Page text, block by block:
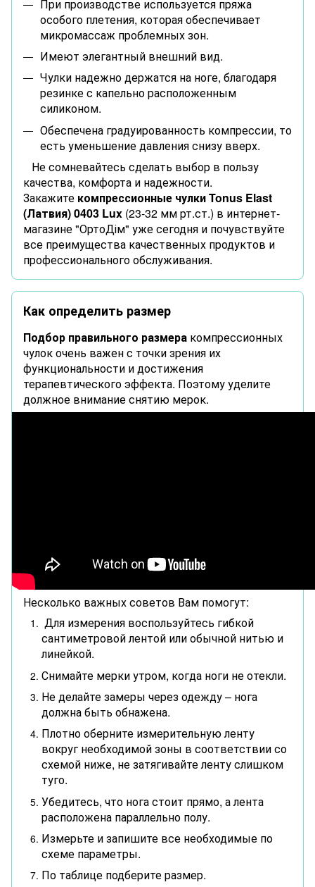
При производстве используется пряжа
особого плетения, которая обеспечивает
микромассаж проблемных зон.
Имеют элегантный внешний вид.
Чулки надежно держатся на ноге, благодаря
резинке с капельно расположенным
силиконом.
Обеспечена градуированность компрессии, то
есть уменьшение давления снизу вверх.
Не сомневайтесь сделать выбор в пользу
качества, комфорта и надежности.
Закажите компрессионные чулки Tonus Elast
(Латвия) 0403 Lux (23-32 мм рт.ст.) в интернет-
магазине "ОртоДім" уже сегодня и почувствуйте
все преимущества качественных продуктов и
профессионального обслуживания.
Как определить размер
Подбор правильного размера компрессионных
чулок очень важен с точки зрения их
функциональности и достижения
терапевтического эффекта. Поэтому уделите
должное внимание снятию мерок.
Несколько важных советов Вам помогут:
Для измерения воспользуйтесь гибкой
сантиметровой лентой или обычной нитью и
линейкой.
Снимайте мерки утром, когда ноги не отекли.
Не делайте замеры через одежду – нога
должна быть обнажена.
Плотно оберните измерительную ленту
вокруг необходимой зоны в соответствии со
схемой ниже, не затягивайте ленту слишком
туго.
Убедитесь, что нога стоит прямо, а лента
расположена параллельно полу.
Измерьте и запишите все необходимые по
схеме параметры.
По таблице подберите размер.